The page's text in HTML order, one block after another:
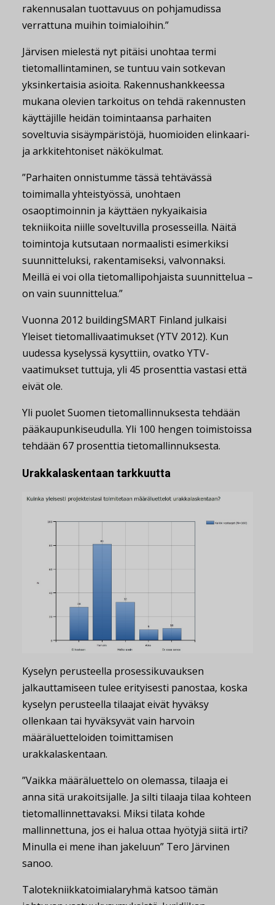
rakennusalan tuottavuus on pohjamudissa
verrattuna muihin toimialoihin.”
Järvisen mielestä nyt pitäisi unohtaa termi
tietomallintaminen, se tuntuu vain sotkevan
yksinkertaisia asioita. Rakennushankkeessa
mukana olevien tarkoitus on tehdä rakennusten
käyttäjille heidän toimintaansa parhaiten
soveltuvia sisäympäristöjä, huomioiden elinkaari-
ja arkkitehtoniset näkökulmat.
”Parhaiten onnistumme tässä tehtävässä
toimimalla yhteistyössä, unohtaen
osaoptimoinnin ja käyttäen nykyaikaisia
tekniikoita niille soveltuvilla prosesseilla. Näitä
toimintoja kutsutaan normaalisti esimerkiksi
suunnitteluksi, rakentamiseksi, valvonnaksi.
Meillä ei voi olla tietomallipohjaista suunnittelua –
on vain suunnittelua.”
Vuonna 2012 buildingSMART Finland julkaisi
Yleiset tietomallivaatimukset (YTV 2012). Kun
uudessa kyselyssä kysyttiin, ovatko YTV-
vaatimukset tuttuja, yli 45 prosenttia vastasi että
eivät ole.
Yli puolet Suomen tietomallinnuksesta tehdään
pääkaupunkiseudulla. Yli 100 hengen toimistoissa
tehdään 67 prosenttia tietomallinnuksesta.
Urakkalaskentaan tarkkuutta
Kyselyn perusteella prosessikuvauksen
jalkauttamiseen tulee erityisesti panostaa, koska
kyselyn perusteella tilaajat eivät hyväksy
ollenkaan tai hyväksyvät vain harvoin
määräluetteloiden toimittamisen
urakkalaskentaan.
”Vaikka määräluettelo on olemassa, tilaaja ei
anna sitä urakoitsijalle. Ja silti tilaaja tilaa kohteen
tietomallinnettavaksi. Miksi tilata kohde
mallinnettuna, jos ei halua ottaa hyötyjä siitä irti?
Minulla ei mene ihan jakeluun” Tero Järvinen
sanoo.
Talotekniikkatoimialaryhmä katsoo tämän